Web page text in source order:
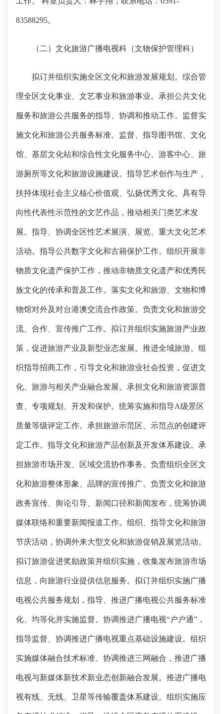
83588295。
（二）文化旅游广播电视科（文物保护管理科）
拟订并组织实施全区文化和旅游发展规划。综合管
理全区文化事业、文艺事业和旅游事业。承担公共文化
服务和旅游公共服务的指导、协调和推动工作。监督实
施文化和旅游公共服务标准。监督、指导图书馆、文化
馆、基层文化站和综合性文化服务中心、游客中心、旅
游厕所等文化和旅游设施建设。指导艺术创作与生产，
扶持体现社会主义核心价值观、弘扬优秀文化、具有导
向性代表性示范性的文艺作品，推动相关门类艺术发
展。指导、协调全区性艺术展演、展览、重大文化艺术
活动。指导公共数字文化和古籍保护工作。组织开展非
物质文化遗产保护工作，推动非物质文化遗产和优秀民
族文化的传承和普及工作。落实文化和旅游、文物和博
物馆对外及对台港澳交流合作政策。负责文化和旅游交
流、合作、宣传推广工作。拟订并组织实施旅游产业政
策，促进旅游产业及新型业态发展。推进全域旅游。组
织指导招商工作，引导文化和旅游业社会投资，促进文
化、旅游与相关产业融合发展。承担文化和旅游资源普
查、专项规划、开发和保护。统筹实施和指导A级景区
质量等级评定工作。承担旅游示范区、示范点的创建评
定工作。指导文化和旅游产品创新及开发体系建设。承
担旅游市场开发、区域交流协作事务。负责组织全区文
化和旅游整体形象、品牌的宣传推广。负责文化和旅游
政务宣传、舆论引导、新闻口径和新闻发布，统筹协调
媒体联络和重要新闻报道工作。组织、指导文化和旅游
节庆活动，协调外来大型文化和旅游促销及展览活动。
拟订旅游促进奖励政策并组织实施，收集发布旅游市场
信息，向旅游行业提供信息服务。拟订并组织实施广播
电视公共服务规划，指导、推进广播电视公共服务标准
化、均等化并实施监督。协调推进广播电视“户户通”，
指导监督、协调推进广播电视重点基础设施建设。组织
实施媒体融合技术标准、协调推进三网融合，推进广播
电视与新媒体新技术新业态创新融合发展。推进广播电
视有线、无线、卫星等传输覆盖体系建设。组织实施应